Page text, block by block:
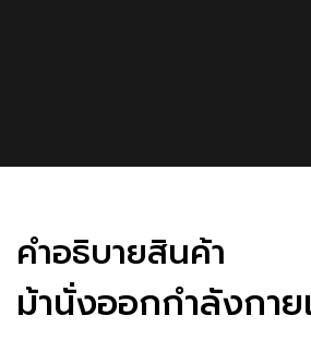
คําอธิบายสินค้า
ม้านั่งออกกำลังกา